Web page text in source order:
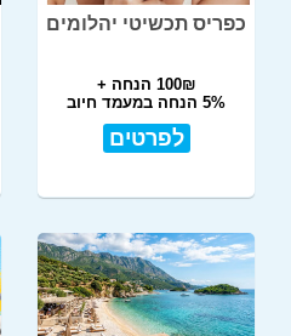
כפריס תכשיטי יהלומים
100₪ הנחה +
5% הנחה במעמד חיוב
לפרטים